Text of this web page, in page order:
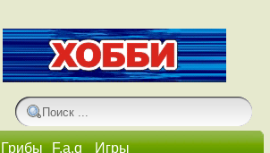
Грибы F.a.q Игры